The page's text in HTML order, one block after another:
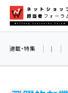
ン
連載・特集 |